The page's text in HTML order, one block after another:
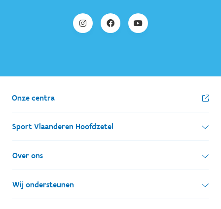
Onze centra
Sport Vlaanderen Hoofdzetel
Simon Bolivarlaan 17
1000 Brussel
Ondernemingsnummer: BE 0248.142.826
Over ons
Wie zijn we, wat doen we
Onze centra
Wij ondersteunen